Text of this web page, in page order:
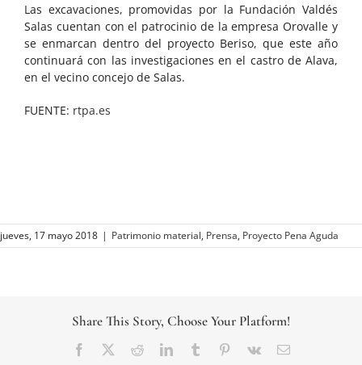
Las excavaciones, promovidas por la Fundación Valdés
Salas cuentan con el patrocinio de la empresa Orovalle y
se enmarcan dentro del proyecto Beriso, que este año
continuará con las investigaciones en el castro de Alava,
en el vecino concejo de Salas.
FUENTE: rtpa.es
jueves, 17 mayo 2018 | Patrimonio material, Prensa, Proyecto Pena Aguda
Share This Story, Choose Your Platform!
Facebook
TwitterRedditLinkedInTumblr Pinterest
Vk
Correo